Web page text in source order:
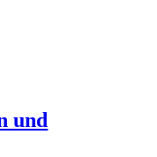
und